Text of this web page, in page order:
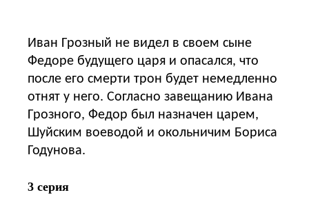
Иван Грозный не видел в своем сыне
Федоре будущего царя и опасался, что
после его смерти трон будет немедленно
отнят у него. Согласно завещанию Ивана
Грозного, Федор был назначен царем,
Шуйским воеводой и окольничим Бориса
Годунова.
3 серия